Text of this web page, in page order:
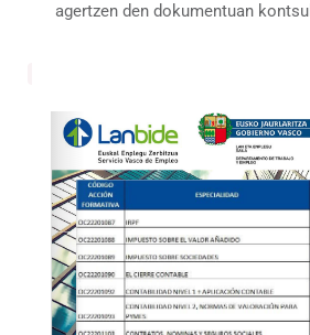
agertzen den dokumentuan